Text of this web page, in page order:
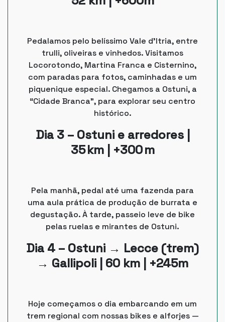
Pedalamos pelo belíssimo Vale d’Itria, entre
trulli, oliveiras e vinhedos. Visitamos
Locorotondo, Martina Franca e Cisternino,
com paradas para fotos, caminhadas e um
piquenique especial. Chegamos a Ostuni, a
“Cidade Branca”, para explorar seu centro
histórico.
Dia 3 – Ostuni e arredores |
35 km | +300 m
Pela manhã, pedal até uma fazenda para
uma aula prática de produção de burrata e
degustação. À tarde, passeio leve de bike
pelas ruelas e mirantes de Ostuni.
Dia 4 – Ostuni → Lecce (trem)
→ Gallipoli | 60 km | +245m
Hoje começamos o dia embarcando em um
trem regional com nossas bikes e alforjes —